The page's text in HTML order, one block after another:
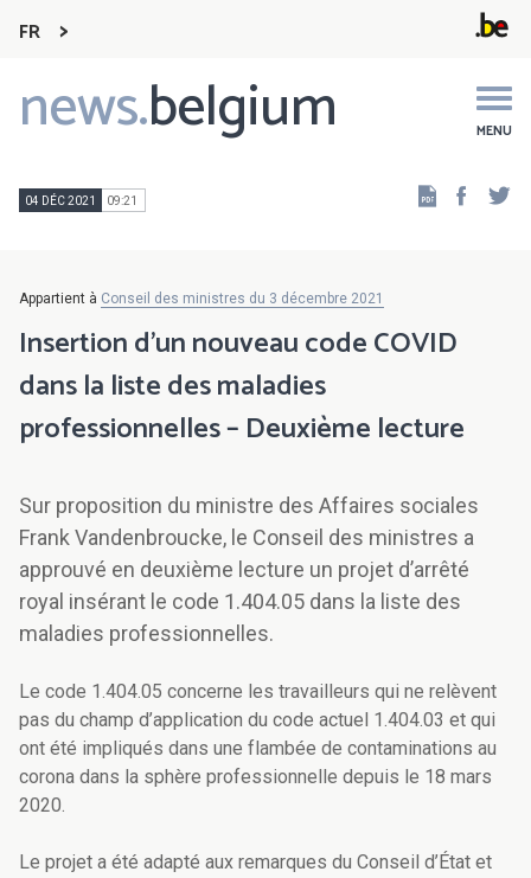
FR
news.belgium MENU
Main
navigation
04 DÉC 2021 09:21
Appartient à Conseil des ministres du 3 décembre 2021
Insertion d'un nouveau code COVID
dans la liste des maladies
professionnelles – Deuxième lecture
Sur proposition du ministre des Affaires sociales
Frank Vandenbroucke, le Conseil des ministres a
approuvé en deuxième lecture un projet d’arrêté
royal insérant le code 1.404.05 dans la liste des
maladies professionnelles.
Le code 1.404.05 concerne les travailleurs qui ne relèvent
pas du champ d’application du code actuel 1.404.03 et qui
ont été impliqués dans une flambée de contaminations au
corona dans la sphère professionnelle depuis le 18 mars
2020.
Le projet a été adapté aux remarques du Conseil d’État et